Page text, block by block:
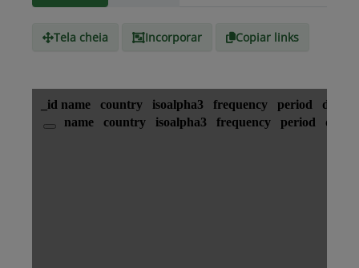
Tela cheia Incorporar Copiar links